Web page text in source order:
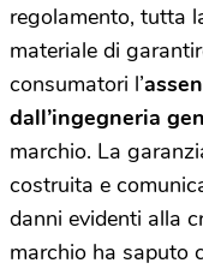
regolamento, tutta
materiale di
consumatori l’
dall’ingegneria
marchio. La
costruita e
danni evidenti alla
marchio ha saputo